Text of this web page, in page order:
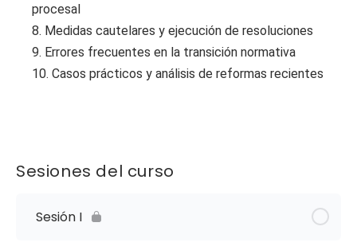
procesal
8. Medidas cautelares y ejecución de resoluciones
9. Errores frecuentes en la transición normativa
10. Casos prácticos y análisis de reformas recientes
Sesiones del curso
Sesión I